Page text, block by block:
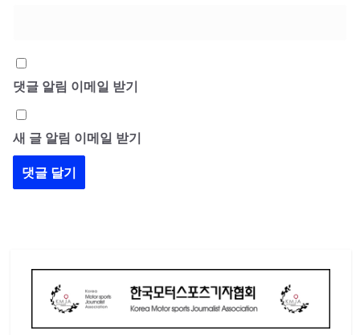
댓글 알림 이메일 받기
새 글 알림 이메일 받기